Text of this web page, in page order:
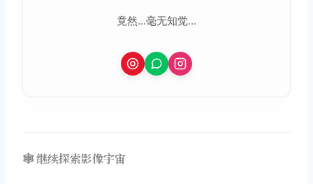
竟然...毫无知觉...
🕸️ 继续探索影像宇宙